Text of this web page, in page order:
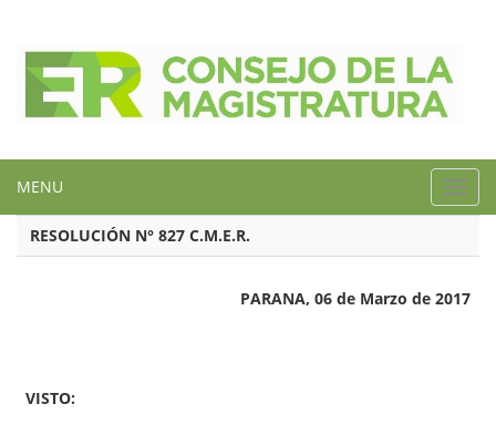
MENU
RESOLUCIÓN N° 827 C.M.E.R.
PARANA, 06 de Marzo de 2017
VISTO: